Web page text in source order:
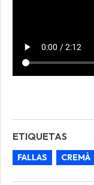
ETIQUETAS
FALLAS CREMÀ